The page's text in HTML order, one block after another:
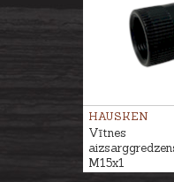
HAUSKEN
Vītnes
M15x1